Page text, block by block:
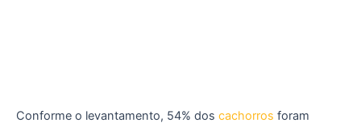
Conforme o levantamento, 54% dos cachorros foram